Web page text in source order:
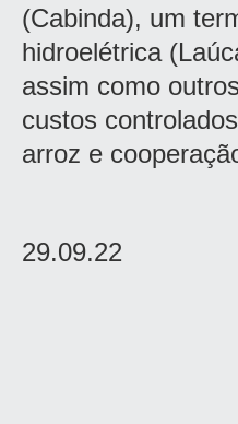
(Cabinda), um
hidroelétrica
assim como
custos
arroz e
29.09.22